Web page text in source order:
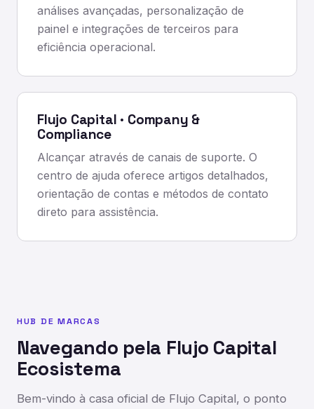
análises avançadas, personalização de
painel e integrações de terceiros para
eficiência operacional.
Flujo Capital · Company &
Compliance
Alcançar através de canais de suporte. O
centro de ajuda oferece artigos detalhados,
orientação de contas e métodos de contato
direto para assistência.
HUB DE MARCAS
Navegando pela Flujo Capital
Ecosistema
Bem-vindo à casa oficial de Flujo Capital, o ponto